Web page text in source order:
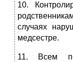
10.
случаях
медсестре.
11. Всем